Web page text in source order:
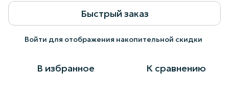
Быстрый заказ
Войти для отображения накопительной скидки
В избранное К сравнению